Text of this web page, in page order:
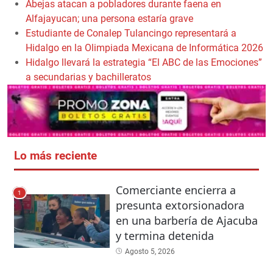
Abejas atacan a pobladores durante faena en
Alfajayucan; una persona estaría grave
Estudiante de Conalep Tulancingo representará a
Hidalgo en la Olimpiada Mexicana de Informática 2026
Hidalgo llevará la estrategia “El ABC de las Emociones”
a secundarias y bachilleratos
Lo más reciente
1
Comerciante encierra a
presunta extorsionadora
en una barbería de Ajacuba
y termina detenida
Agosto 5, 2026